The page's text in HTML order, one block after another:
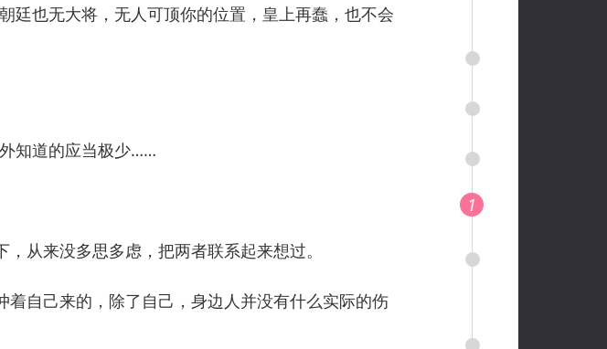
也无大将，无人可顶你的位置，皇上再蠢，也不会
知道的应当极少……
1
从来没多思多虑，把两者联系起来想过。
自己来的，除了自己，身边人并没有什么实际的伤